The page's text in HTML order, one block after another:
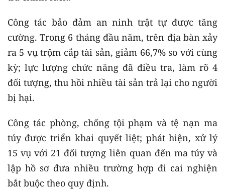
Công tác bảo đảm an ninh trật tự được tăng
cường. Trong 6 tháng đầu năm, trên địa bàn xảy
ra 5 vụ trộm cắp tài sản, giảm 66,7% so với cùng
kỳ; lực lượng chức năng đã điều tra, làm rõ 4
đối tượng, thu hồi nhiều tài sản trả lại cho người
bị hại.
Công tác phòng, chống tội phạm và tệ nạn ma
túy được triển khai quyết liệt; phát hiện, xử lý
15 vụ với 21 đối tượng liên quan đến ma túy và
lập hồ sơ đưa nhiều trường hợp đi cai nghiện
bắt buộc theo quy định.